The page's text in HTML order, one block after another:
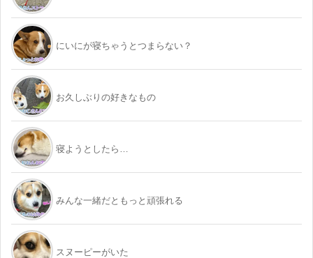
にいにが寝ちゃうとつまらない？
お久しぶりの好きなもの
寝ようとしたら…
みんな一緒だともっと頑張れる
スヌーピーがいた